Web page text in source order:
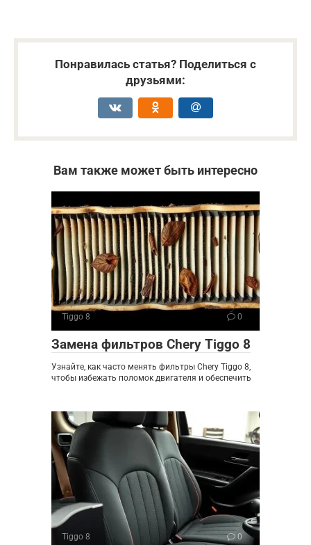
Понравилась статья? Поделиться с
друзьями:
Вам также может быть интересно
Tiggo 8 0
Замена фильтров Chery Tiggo 8
Узнайте, как часто менять фильтры Chery Tiggo 8,
чтобы избежать поломок двигателя и обеспечить
Tiggo 8 0